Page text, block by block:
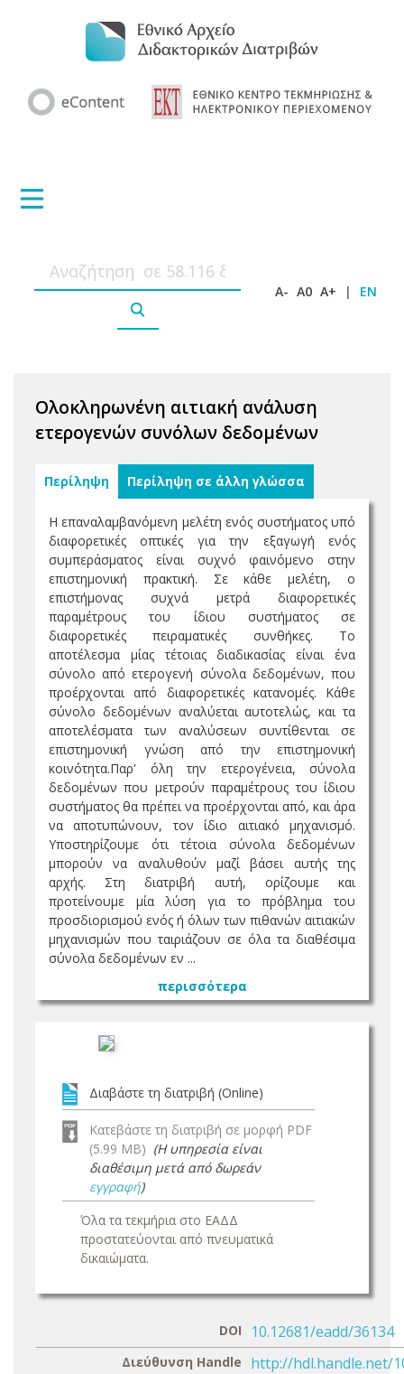
A- A0 A+ | EN
Ολοκληρωνένη αιτιακή ανάλυση
ετερογενών συνόλων δεδομένων
Περίληψη Περίληψη σε άλλη γλώσσα
Η επαναλαμβανόμενη μελέτη ενός συστήματος υπό
διαφορετικές οπτικές για την εξαγωγή ενός
συμπεράσματος είναι συχνό φαινόμενο στην
επιστημονική πρακτική. Σε κάθε μελέτη, ο
επιστήμονας συχνά μετρά διαφορετικές
παραμέτρους του ίδιου συστήματος σε
διαφορετικές πειραματικές συνθήκες. Το
αποτέλεσμα μίας τέτοιας διαδικασίας είναι ένα
σύνολο από ετερογενή σύνολα δεδομένων, που
προέρχονται από διαφορετικές κατανομές. Κάθε
σύνολο δεδομένων αναλύεται αυτοτελώς, και τα
αποτελέσματα των αναλύσεων συντίθενται σε
επιστημονική γνώση από την επιστημονική
κοινότητα.Παρ' όλη την ετερογένεια, σύνολα
δεδομένων που μετρούν παραμέτρους του ίδιου
συστήματος θα πρέπει να προέρχονται από, και άρα
να αποτυπώνουν, τον ίδιο αιτιακό μηχανισμό.
Υποστηρίζουμε ότι τέτοια σύνολα δεδομένων
μπορούν να αναλυθούν μαζί βάσει αυτής της
αρχής. Στη διατριβή αυτή, ορίζουμε και
προτείνουμε μία λύση για το πρόβλημα του
προσδιορισμού ενός ή όλων των πιθανών αιτιακών
μηχανισμών που ταιριάζουν σε όλα τα διαθέσιμα
σύνολα δεδομένων εν ...
περισσότερα
Διαβάστε τη διατριβή (Online)
Κατεβάστε τη διατριβή σε μορφή PDF
(5.99 MB) (Η υπηρεσία είναι
διαθέσιμη μετά από δωρεάν
εγγραφή)
Όλα τα τεκμήρια στο ΕΑΔΔ
προστατεύονται από πνευματικά
δικαιώματα.
DOI 10.12681/eadd/36134
Διεύθυνση Handle http://hdl.handle.net/